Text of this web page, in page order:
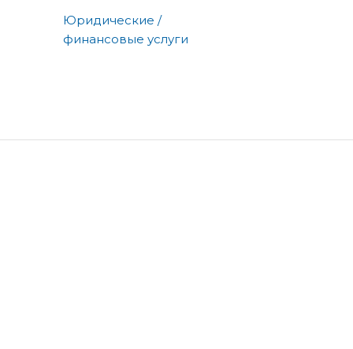
Юридические /
финансовые услуги